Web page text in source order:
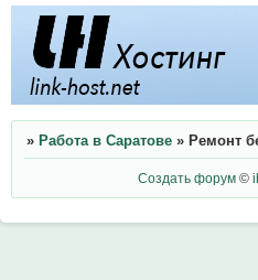
» Работа в Саратове » Ремонт
Создать форум ©